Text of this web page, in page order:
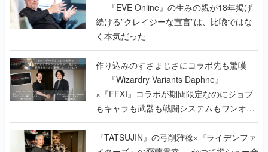
──『EVE Online』の生みの親が18年掲げ
続ける”クレイジーな宣言”は、比喩ではな
く本気だった
作り込みのすさまじさにコラボ先も驚嘆
──『Wizardry Variants Daphne』
×『FFXI』コラボが期間限定なのにジョブ
もキャラも武器も戦闘システムもワンオフ
で作り込まれた理由を両ディレクターに聞
く
『TATSUJIN』の弓削雅稔×『ライデンファ